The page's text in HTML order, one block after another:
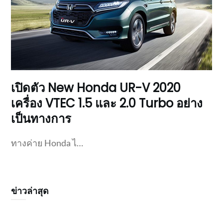
เปิดตัว New Honda UR-V 2020
เครื่อง VTEC 1.5 และ 2.0 Turbo อย่าง
เป็นทางการ
ทางค่าย Honda ไ…
ข่าวล่าสุด